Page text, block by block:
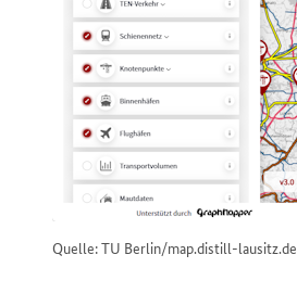
Quelle: TU Berlin/map.distill-lausitz.de